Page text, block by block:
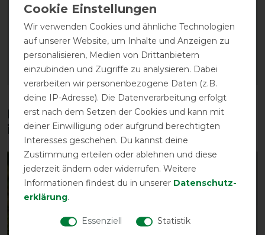
Waterproof 300g - Olive
Green
vorher 89,95 €
67,45 € *
ARTIKEL MERKEN
"Velvet" - Old Rose
31,99 € *
ARTIKEL MERKEN
Diese Produkte könnten dich auch
interessieren
Wir verwenden Cookies und ähnliche Technologien
auf unserer Website, um Inhalte und Anzeigen zu
personalisieren, Medien von Drittanbietern
einzubinden und Zugriffe zu analysieren. Dabei
verarbeiten wir personenbezogene Daten (z.B.
deine IP-Adresse). Die Datenverarbeitung erfolgt
erst nach dem Setzen der Cookies und kann mit
deiner Einwilligung oder aufgrund berechtigten
Interesses geschehen. Du kannst deine
Zustimmung erteilen oder ablehnen und diese
jederzeit ändern oder widerrufen. Weitere
Informationen findest du in unserer Daten­schutz­
erklärung.
Essenziell
Statistik